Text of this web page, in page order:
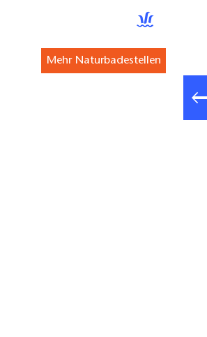
Mehr Naturbadestellen